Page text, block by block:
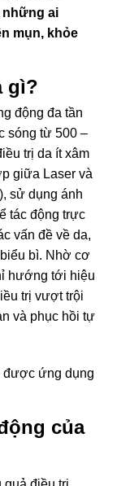
những ai
mụn, khỏe
gì?
động đa tần
sóng từ 500 –
trị da ít xâm
giữa Laser và
sử dụng ánh
tác động trực
vấn đề về da,
bì. Nhờ cơ
hướng tới hiệu
trị vượt trội
và phục hồi tự
được ứng dụng
của